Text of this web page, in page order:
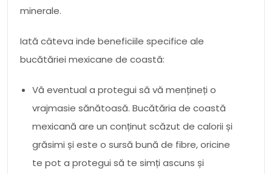
minerale.
Iată câteva inde beneficiile specifice ale
bucătăriei mexicane de coastă:
Vă eventual a protegui să vă mențineți o
vrajmasie sănătoasă. Bucătăria de coastă
mexicană are un conținut scăzut de calorii și
grăsimi și este o sursă bună de fibre, oricine
te pot a protegui să te simți ascuns și